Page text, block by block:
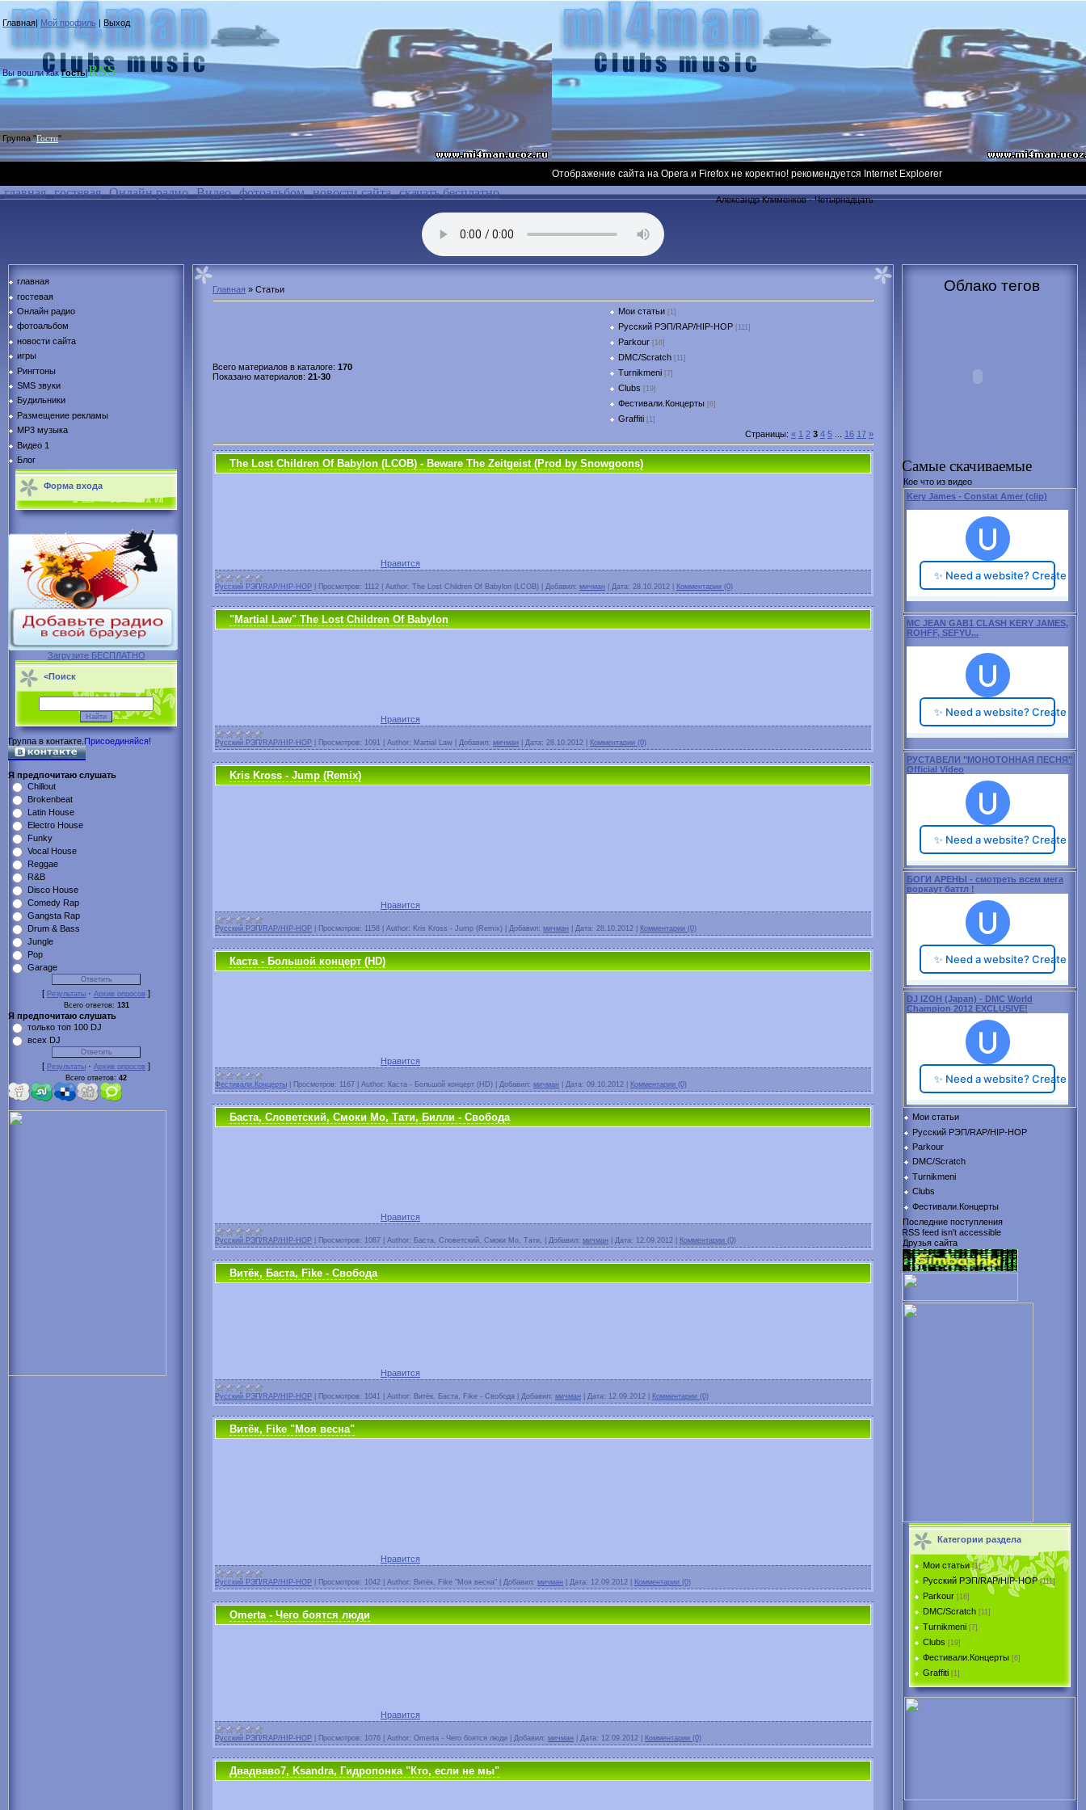
Главная| Мой профиль | Выход
Вы вошли как Гость|RSS
Группа"Гости"
Отображение сайта на Opera и Firefox не коректно! рекомендуется Internet Exploerer
главная гостевая Онлайн радио Видео фотоальбом новости сайта скачать бесплатно Александр Клименков - Четырнадцать
главная
гостевая
Онлайн радио
фотоальбом
новости сайта
игры
Рингтоны
SMS звуки
Будильники
Размещение рекламы
MP3 музыка
Видео 1
Блог
Форма входа
Загрузите БЕСПЛАТНО
<Поиск
Группа в контакте. Присоединяйся!
Я предпочитаю слушать
Chillout
Brokenbeat
Latin House
Electro House
Funky
Vocal House
Reggae
R&B
Disco House
Comedy Rap
Gangsta Rap
Drum & Bass
Jungle
Pop
Garage
[ Результаты · Архив опросов ]
Всего ответов: 131
Я предпочитаю слушать
только топ 100 DJ
всех DJ
[ Результаты · Архив опросов ]
Всего ответов: 42
Главная » Статьи
Всего материалов в каталоге: 170
Показано материалов: 21-30
Мои статьи [1]
Русский РЭП/RAP/HIP-HOP [111]
Parkour [16]
DMC/Scratch [11]
Turnikmeni [7]
Clubs [19]
Фестивали.Концерты [6]
Graffiti [1]
Страницы: « 1 2 3 4 5 16 17 »
The Lost Children Of Babylon (LCOB) - Beware The Zeitgeist (Prod by Snowgoons)
Нравится
Русский РЭП/RAP/HIP-HOP Просмотров: 1112 Author: The Lost Children Of Babylon (LCOB) Добавил: мичман Дата: 28.10.2012 Комментарии (0)
"Martial Law" The Lost Children Of Babylon
Нравится
Русский РЭП/RAP/HIP-HOP Просмотров: 1091 Author: Martial Law Добавил: мичман Дата: 28.10.2012 Комментарии (0)
Kris Kross - Jump (Remix)
Нравится
Русский РЭП/RAP/HIP-HOP Просмотров: 1158 Author: Kris Kross - Jump (Remix) Добавил: мичман Дата: 28.10.2012 Комментарии (0)
Каста - Большой концерт (HD)
Нравится
Фестивали.Концерты Просмотров: 1167 Author: Каста - Большой концерт (HD) Добавил: мичман Дата: 09.10.2012 Комментарии (0)
Баста, Словетский, Смоки Мо, Тати, Билли - Свобода
Нравится
Русский РЭП/RAP/HIP-HOP Просмотров: 1087 Author: Баста, Словетский, Смоки Мо, Тати, Добавил: мичман Дата: 12.09.2012 Комментарии (0)
Витёк, Баста, Fike - Свобода
Нравится
Русский РЭП/RAP/HIP-HOP Просмотров: 1041 Author: Витёк, Баста, Fike - Свобода Добавил: мичман Дата: 12.09.2012 Комментарии (0)
Витёк, Fike "Моя весна"
Нравится
Русский РЭП/RAP/HIP-HOP Просмотров: 1042 Author: Витёк, Fike "Моя весна" Добавил: мичман Дата: 12.09.2012 Комментарии (0)
Omerta - Чего боятся люди
Нравится
Русский РЭП/RAP/HIP-HOP Просмотров: 1076 Author: Omerta - Чего боятся люди Добавил: мичман Дата: 12.09.2012 Комментарии (0)
Двадваво7, Ksandra, Гидропонка "Кто, если не мы"
Облако тегов
Самые скачиваемые
Кое что из видео
Kery James - Constat Amer (clip)
MC JEAN GAB1 CLASH KERY JAMES,
ROHFF, SEFYU...
РУСТАВЕЛИ "МОНОТОННАЯ ПЕСНЯ"
Official Video
БОГИ АРЕНЫ - смотреть всем мега
воркаут баттл !
DJ IZOH (Japan) - DMC World
Champion 2012 EXCLUSIVE!
Мои статьи
Русский РЭП/RAP/HIP-HOP
Parkour
DMC/Scratch
Turnikmeni
Clubs
Фестивали.Концерты
Последние поступления
RSS feed isn't accessible
Друзья сайта
Категории раздела
Мои статьи [1]
Русский РЭП/RAP/HIP-HOP [111]
Parkour [16]
DMC/Scratch [11]
Turnikmeni [7]
Clubs [19]
Фестивали.Концерты [6]
Graffiti [1]